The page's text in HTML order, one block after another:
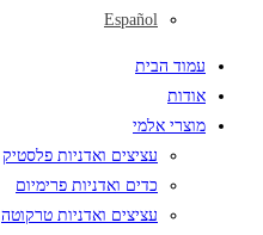
Español
עמוד הבית
אודות
מוצרי אלמי
עציצים ואדניות פלסטיק
כדים ואדניות פרימיום
עציצים ואדניות טרקוטה